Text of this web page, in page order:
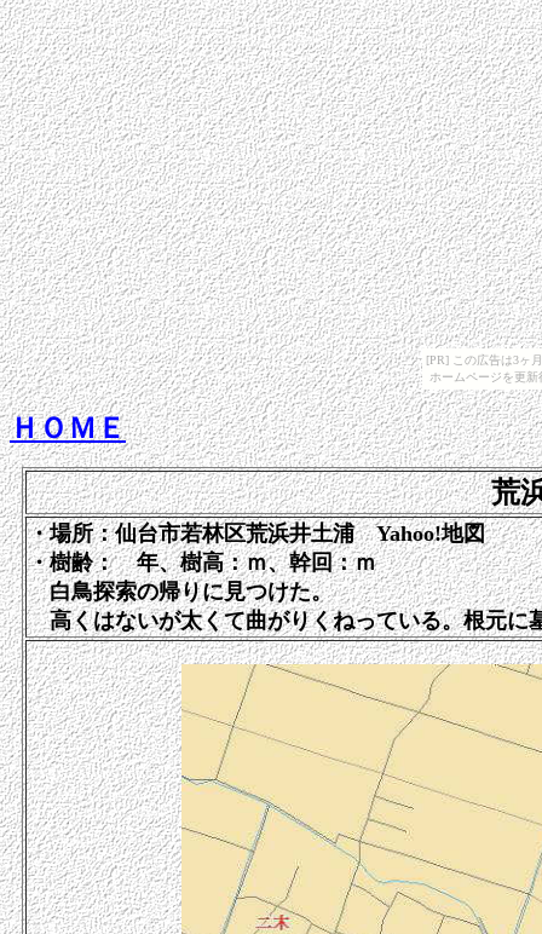
[PR] この広告は3ヶ
ホームページを更
ＨＯＭＥ
荒
・場所：仙台市若林区荒浜井土浦 Yahoo!地図
・樹齢： 年、樹高：ｍ、幹回：ｍ
白鳥探索の帰りに見つけた。
高くはないが太くて曲がりくねっている。根元に